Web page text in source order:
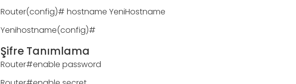
Router(config)# hostname YeniHostname
Yenihostname(config)#
Şifre Tanımlama
Router#enable password